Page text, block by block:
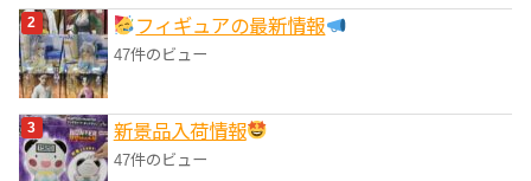
フィギュアの最新情報
47件のビュー
‎新景品入荷情報
47件のビュー